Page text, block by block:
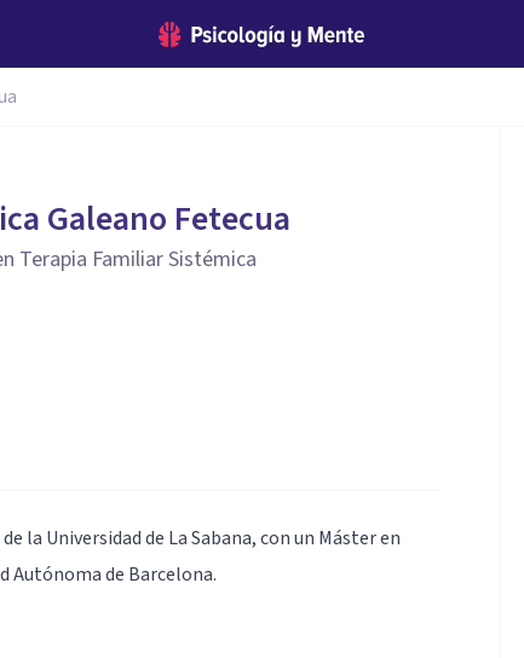
Galeano Fetecua
Terapia Familiar Sistémica
la Universidad de La Sabana, con un Máster en
Autónoma de Barcelona.